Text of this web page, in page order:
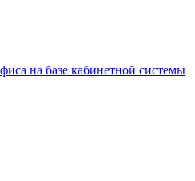
на базе кабинетной системы